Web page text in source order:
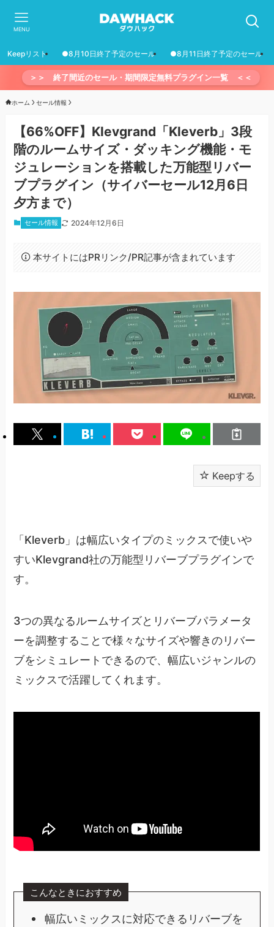
MENU
Keepリスト ●8月10日終了予定のセール ●8月11日終了予定のセール
＞＞ 終了間近のセール・期間限定無料プラグイン一覧 ＜＜
ホーム セール情報
【66%OFF】Klevgrand「Kleverb」3段
階のルームサイズ・ダッキング機能・モ
ジュレーションを搭載した万能型リバー
ブプラグイン（サイバーセール12月6日
夕方まで）
セール情報 2024年12月6日
本サイトにはPRリンク/PR記事が含まれています
Keepする
「Kleverb」は幅広いタイプのミックスで使いや
すいKlevgrand社の万能型リバーブプラグインで
す。
3つの異なるルームサイズとリバーブパラメータ
ーを調整することで様々なサイズや響きのリバー
ブをシミュレートできるので、幅広いジャンルの
ミックスで活躍してくれます。
こんなときにおすすめ
幅広いミックスに対応できるリバーブを